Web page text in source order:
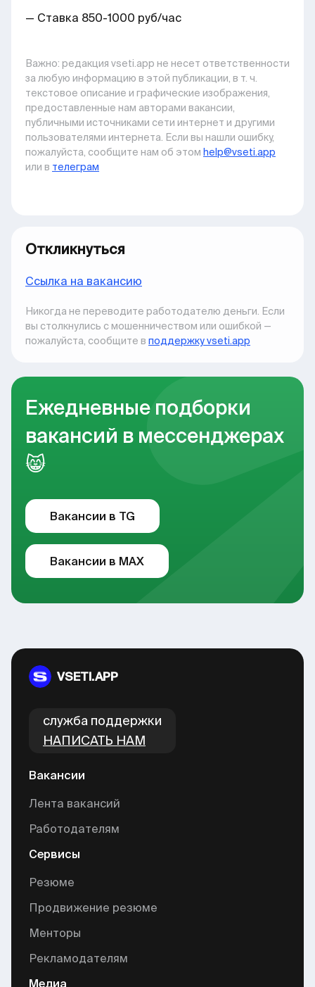
— Ставка 850-1000 руб/час
Важно: pедакция vseti.app не несет ответственности
за любую информацию в этой публикации, в т. ч.
текстовое описание и графические изображения,
предоставленные нам авторами вакансии,
публичными источниками сети интернет и другими
пользователями интернета. Если вы нашли ошибку,
пожалуйста, сообщите нам об этом help@vseti.app
или в телеграм
Откликнуться
Ccылка на вакансию
Никогда не переводите работодателю деньги. Если
вы столкнулись с мошенничеством или ошибкой —
пожалуйста, сообщите в поддержку vseti.app
Ежедневные подборки
вакансий в мессенджерах
😸
Вакансии в TG
Вакансии в MAX
VSETI.APP
cлужба поддержки
НАПИСАТЬ НАМ
Вакансии
Лента вакансий
Работодателям
Сервисы
Резюме
Продвижение резюме
Менторы
Рекламодателям
Медиа